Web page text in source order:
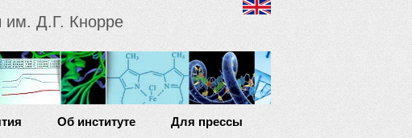
им. Д.Г. Кнорре
Об институте Для прессы